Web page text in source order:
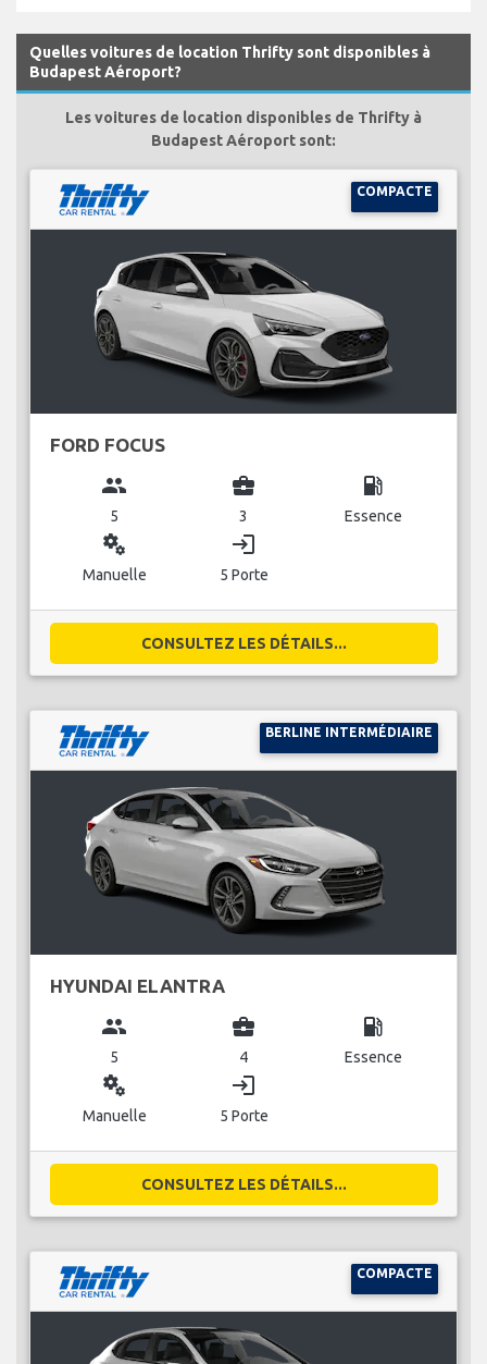
Quelles voitures de location Thrifty sont disponibles à
Budapest Aéroport?
Les voitures de location disponibles de Thrifty à
Budapest Aéroport sont:
COMPACTE
FORD FOCUS
group
5
business_center
3
local_gas_station
Essence
miscellaneous_services
Manuelle
login
5 Porte
CONSULTEZ LES DÉTAILS...
BERLINE INTERMÉDIAIRE
HYUNDAI ELANTRA
group
5
business_center
4
local_gas_station
Essence
miscellaneous_services
Manuelle
login
5 Porte
CONSULTEZ LES DÉTAILS...
COMPACTE